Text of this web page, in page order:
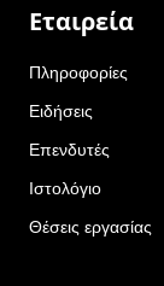
Εταιρεία
Πληροφορίες
Ειδήσεις
Επενδυτές
Ιστολόγιο
Θέσεις εργασίας